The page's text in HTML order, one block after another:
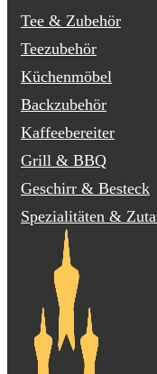
Tee & Zubehör
Teezubehör
Küchenmöbel
Backzubehör
Kaffeebereiter
Grill & BBQ
Geschirr & Besteck
Spezialitäten &